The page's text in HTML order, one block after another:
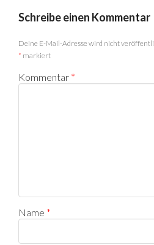
Schreibe einen Kommentar
Deine E-Mail-Adresse wird nicht
* markiert
Kommentar *
Name *